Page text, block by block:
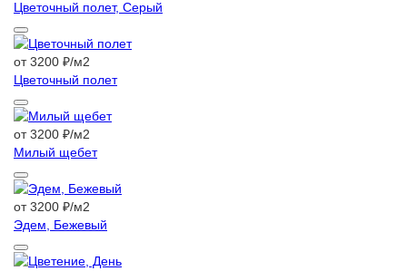
Цветочный полет, Серый
от 3200 ₽/м2
Цветочный полет
от 3200 ₽/м2
Милый щебет
от 3200 ₽/м2
Эдем, Бежевый